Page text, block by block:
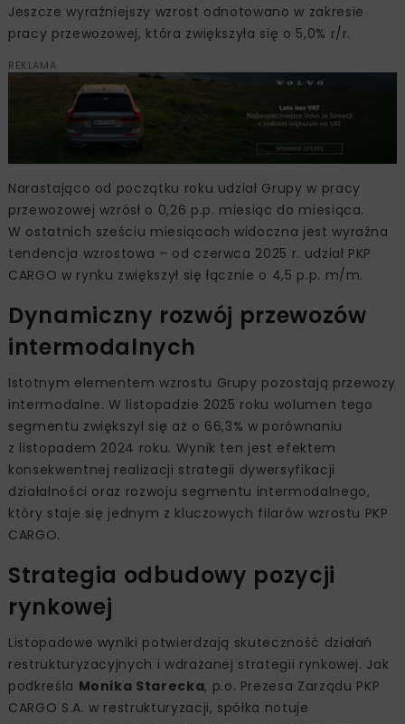
Jeszcze wyraźniejszy wzrost odnotowano w zakresie
pracy przewozowej, która zwiększyła się o 5,0% r/r.
REKLAMA
Narastająco od początku roku udział Grupy w pracy
przewozowej wzrósł o 0,26 p.p. miesiąc do miesiąca.
W ostatnich sześciu miesiącach widoczna jest wyraźna
tendencja wzrostowa – od czerwca 2025 r. udział PKP
CARGO w rynku zwiększył się łącznie o 4,5 p.p. m/m.
Dynamiczny rozwój przewozów
intermodalnych
Istotnym elementem wzrostu Grupy pozostają przewozy
intermodalne. W listopadzie 2025 roku wolumen tego
segmentu zwiększył się aż o 66,3% w porównaniu
z listopadem 2024 roku. Wynik ten jest efektem
konsekwentnej realizacji strategii dywersyfikacji
działalności oraz rozwoju segmentu intermodalnego,
który staje się jednym z kluczowych filarów wzrostu PKP
CARGO.
Strategia odbudowy pozycji
rynkowej
Listopadowe wyniki potwierdzają skuteczność działań
restrukturyzacyjnych i wdrażanej strategii rynkowej. Jak
podkreśla Monika Starecka, p.o. Prezesa Zarządu PKP
CARGO S.A. w restrukturyzacji, spółka notuje